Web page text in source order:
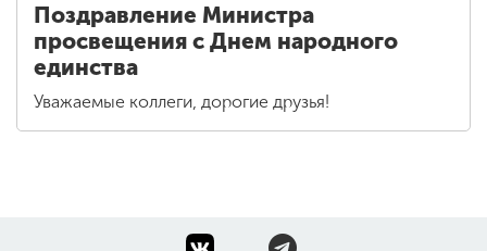
Поздравление Министра
просвещения с Днем народного
единства
Уважаемые коллеги, дорогие друзья!